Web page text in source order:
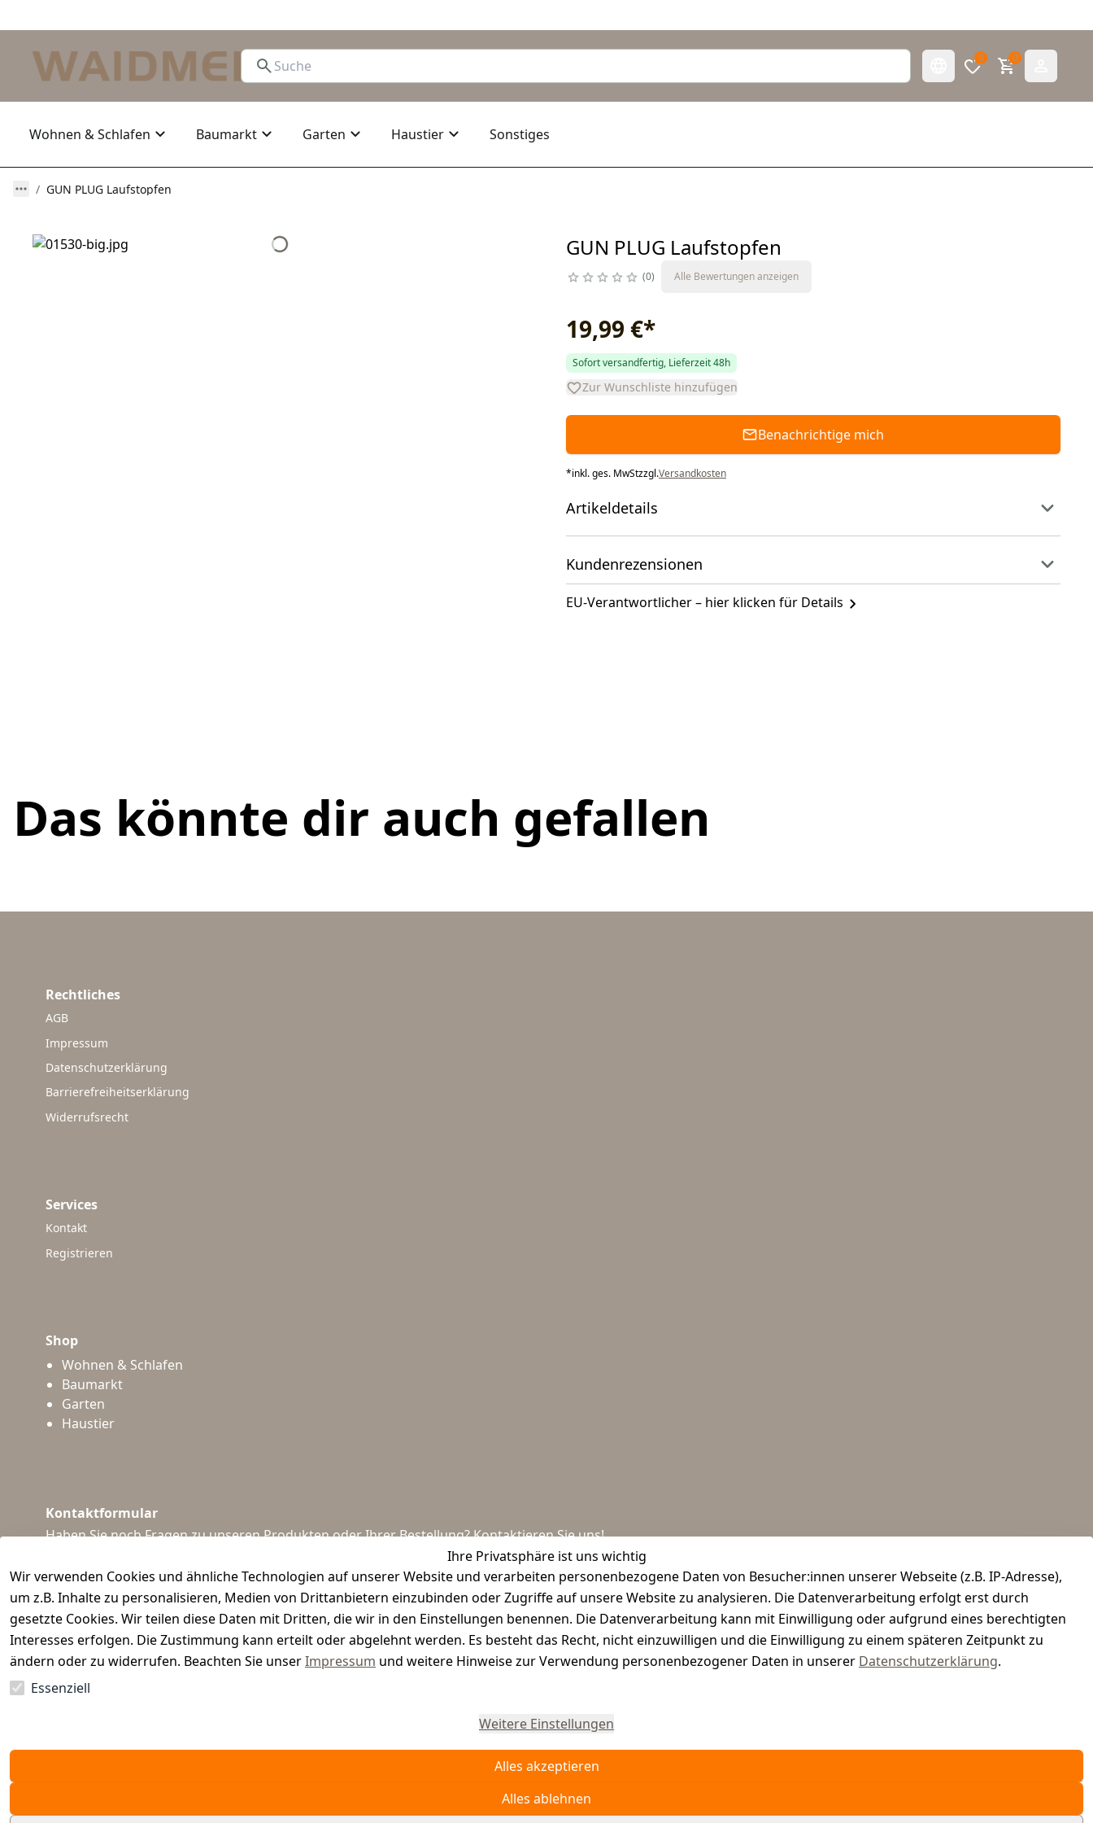
0 0
Wohnen & Schlafen Baumarkt Garten Haustier Sonstiges
GUN PLUG Laufstopfen
GUN PLUG Laufstopfen
0 Alle Bewertungen anzeigen
19,99 €*
Sofort versandfertig, Lieferzeit 48h
Zur Wunschliste hinzufügen
Benachrichtige mich
*inkl. ges. MwStzzgl.Versandkosten
Artikeldetails
Kundenrezensionen
EU-Verantwortlicher – hier klicken für Details
Das könnte dir auch gefallen
Ihre Privatsphäre ist uns wichtig
Wir verwenden Cookies und ähnliche Technologien auf unserer Website und verarbeiten personenbezogene Daten von Besucher:innen unserer Webseite (z.B. IP-Adresse),
um z.B. Inhalte zu personalisieren, Medien von Drittanbietern einzubinden oder Zugriffe auf unsere Website zu analysieren. Die Datenverarbeitung erfolgt erst durch
gesetzte Cookies. Wir teilen diese Daten mit Dritten, die wir in den Einstellungen benennen. Die Datenverarbeitung kann mit Einwilligung oder aufgrund eines berechtigten
Interesses erfolgen. Die Zustimmung kann erteilt oder abgelehnt werden. Es besteht das Recht, nicht einzuwilligen und die Einwilligung zu einem späteren Zeitpunkt zu
ändern oder zu widerrufen. Beachten Sie unserImpressum und weitere Hinweise zur Verwendung personenbezogener Daten in unserer Datenschutzerklärung.
Essenziell
Weitere Einstellungen
Alles akzeptieren
Alles ablehnen
Rechtliches
AGB
Impressum
Datenschutzerklärung
Barrierefreiheitserklärung
Widerrufsrecht
Services
Kontakt
Registrieren
Shop
Wohnen & Schlafen
Baumarkt
Garten
Haustier
Kontaktformular
Haben Sie noch Fragen zu unseren Produkten oder Ihrer Bestellung? Kontaktieren Sie uns!
support@waidmeister.de